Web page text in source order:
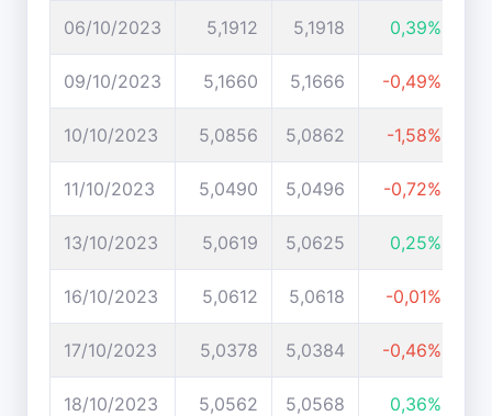
06/10/2023 5,1912 5,1918 0,39%
09/10/2023 5,1660 5,1666 -0,49%
10/10/2023 5,0856 5,0862 -1,58%
11/10/2023 5,0490 5,0496 -0,72%
13/10/2023 5,0619 5,0625 0,25%
16/10/2023 5,0612 5,0618 -0,01%
17/10/2023 5,0378 5,0384 -0,46%
18/10/2023 5,0562 5,0568 0,36%